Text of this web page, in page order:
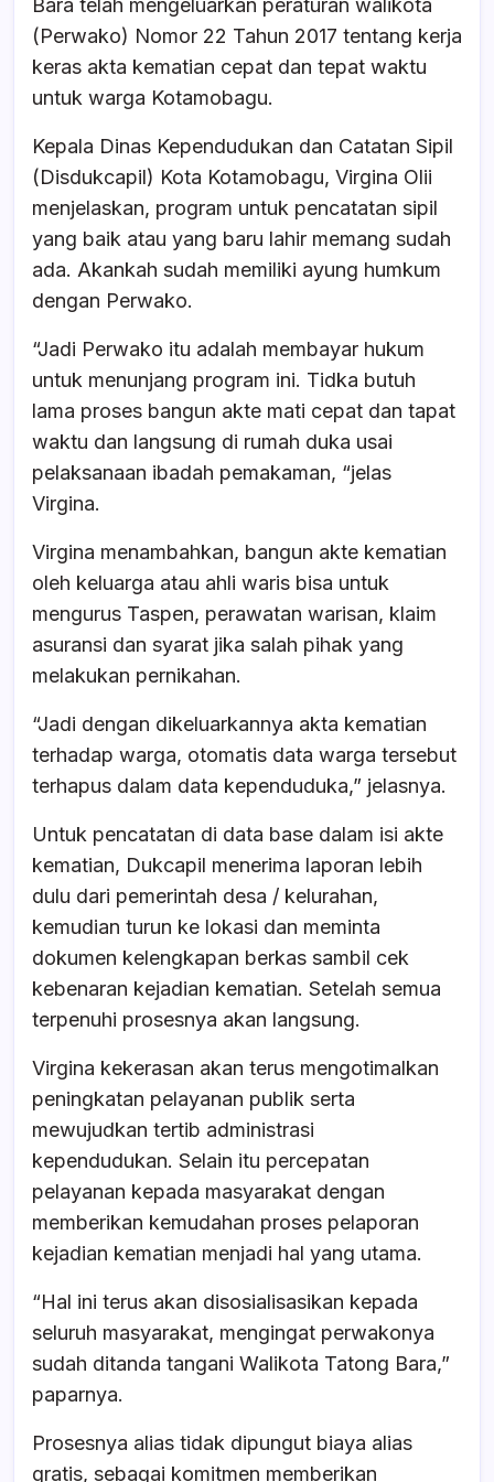
Bara telah mengeluarkan peraturan walikota
(Perwako) Nomor 22 Tahun 2017 tentang kerja
keras akta kematian cepat dan tepat waktu
untuk warga Kotamobagu.
Kepala Dinas Kependudukan dan Catatan Sipil
(Disdukcapil) Kota Kotamobagu, Virgina Olii
menjelaskan, program untuk pencatatan sipil
yang baik atau yang baru lahir memang sudah
ada. Akankah sudah memiliki ayung humkum
dengan Perwako.
“Jadi Perwako itu adalah membayar hukum
untuk menunjang program ini. Tidka butuh
lama proses bangun akte mati cepat dan tapat
waktu dan langsung di rumah duka usai
pelaksanaan ibadah pemakaman, “jelas
Virgina.
Virgina menambahkan, bangun akte kematian
oleh keluarga atau ahli waris bisa untuk
mengurus Taspen, perawatan warisan, klaim
asuransi dan syarat jika salah pihak yang
melakukan pernikahan.
“Jadi dengan dikeluarkannya akta kematian
terhadap warga, otomatis data warga tersebut
terhapus dalam data kependuduka,” jelasnya.
Untuk pencatatan di data base dalam isi akte
kematian, Dukcapil menerima laporan lebih
dulu dari pemerintah desa / kelurahan,
kemudian turun ke lokasi dan meminta
dokumen kelengkapan berkas sambil cek
kebenaran kejadian kematian. Setelah semua
terpenuhi prosesnya akan langsung.
Virgina kekerasan akan terus mengotimalkan
peningkatan pelayanan publik serta
mewujudkan tertib administrasi
kependudukan. Selain itu percepatan
pelayanan kepada masyarakat dengan
memberikan kemudahan proses pelaporan
kejadian kematian menjadi hal yang utama.
“Hal ini terus akan disosialisasikan kepada
seluruh masyarakat, mengingat perwakonya
sudah ditanda tangani Walikota Tatong Bara,”
paparnya.
Prosesnya alias tidak dipungut biaya alias
gratis, sebagai komitmen memberikan